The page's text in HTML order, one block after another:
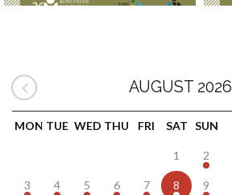
AUGUST 2026
MON TUE WED THU FRI SAT SUN
1 2
3 4 5 6 7 8 9